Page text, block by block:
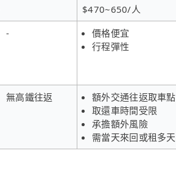
$470~650/人
-
價格便宜
行程彈性
無高鐵往返
額外交通往返取車點
取還車時間受限
承擔額外風險
需當天來回或租多天